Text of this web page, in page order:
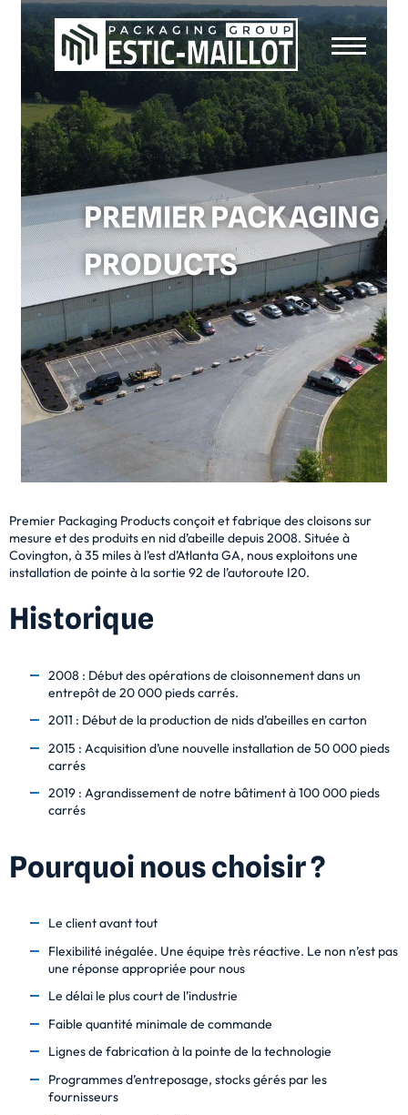
PREMIER PACKAGING
PRODUCTS
Premier Packaging Products conçoit et fabrique des cloisons sur
mesure et des produits en nid d’abeille depuis 2008. Située à
Covington, à 35 miles à l’est d’Atlanta GA, nous exploitons une
installation de pointe à la sortie 92 de l’autoroute I20.
Historique
2008 : Début des opérations de cloisonnement dans un
entrepôt de 20 000 pieds carrés.
2011 : Début de la production de nids d’abeilles en carton
2015 : Acquisition d’une nouvelle installation de 50 000 pieds
carrés
2019 : Agrandissement de notre bâtiment à 100 000 pieds
carrés
Pourquoi nous choisir ?
Le client avant tout
Flexibilité inégalée. Une équipe très réactive. Le non n’est pas
une réponse appropriée pour nous
Le délai le plus court de l’industrie
Faible quantité minimale de commande
Lignes de fabrication à la pointe de la technologie
Programmes d’entreposage, stocks gérés par les
fournisseurs